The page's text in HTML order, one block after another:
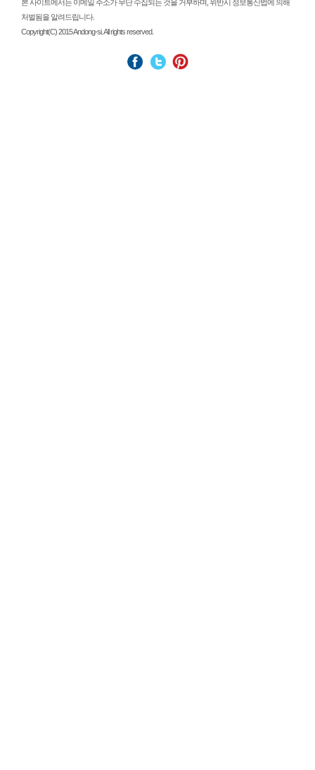
본 사이트에서는 이메일 주소가 무단 수집되는 것을 거부하며, 위반시 정보통신법에 의해
처벌됨을 알려드립니다.
Copyright(C) 2015 Andong-si. All rights reserved.